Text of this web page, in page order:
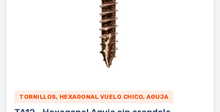
TORNILLOS, HEXAGONAL VUELO CHICO, AGUJA